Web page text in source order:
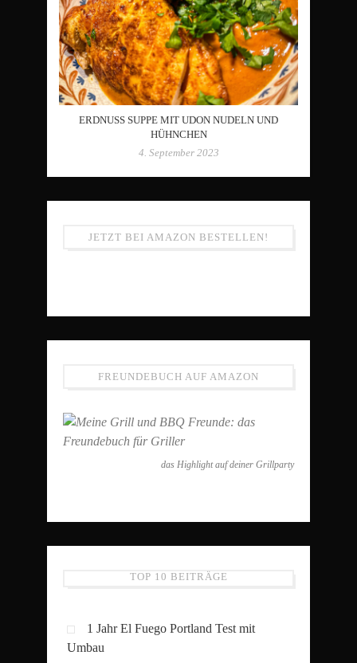
ERDNUSS SUPPE MIT UDON NUDELN UND
HÜHNCHEN
4. September 2023
JETZT BEI AMAZON BESTELLEN!
FREUNDEBUCH AUF AMAZON
das Highlight auf deiner Grillparty
TOP 10 BEITRÄGE
1 Jahr El Fuego Portland Test mit
Umbau